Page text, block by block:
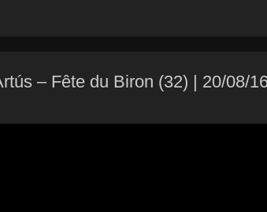
– Fête du Biron (32) | 20/08/